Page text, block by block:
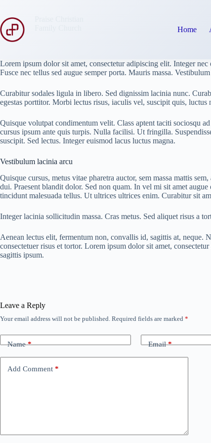
content
Home
Lorem ipsum dolor sit amet, consectetur adipiscing elit. Integer
Fusce nec tellus sed augue semper porta. Mauris massa.
Curabitur sodales ligula in libero. Sed dignissim lacinia nunc.
egestas porttitor. Morbi lectus risus, iaculis vel, suscipit quis,
Quisque volutpat condimentum velit. Class aptent taciti sociosqu
cursus ipsum ante quis turpis. Nulla facilisi. Ut fringilla.
suscipit. Sed lectus. Integer euismod lacus luctus magna.
Vestibulum lacinia arcu
Quisque cursus, metus vitae pharetra auctor, sem massa mattis
dui. Praesent blandit dolor. Sed non quam. In vel mi sit amet
tincidunt malesuada tellus. Ut ultrices ultrices enim. Curabitur sit
Integer lacinia sollicitudin massa. Cras metus. Sed aliquet risus a
Aenean lectus elit, fermentum non, convallis id, sagittis at,
consectetuer risus et tortor. Lorem ipsum dolor sit amet,
sagittis ipsum.
Leave a Reply
Your email address will not be published. Required fields are marked *
Name* Email*
Add Comment *